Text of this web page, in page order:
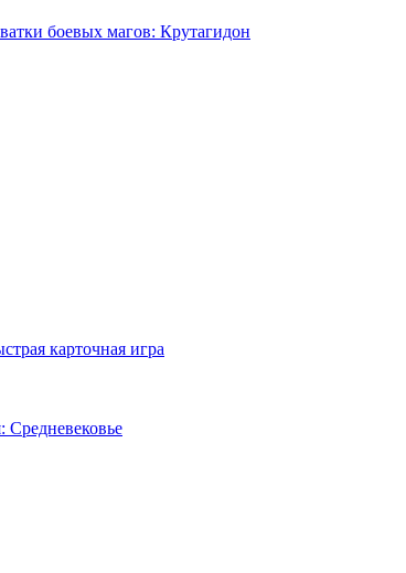
боевых магов: Крутагидон
карточная игра
Средневековье